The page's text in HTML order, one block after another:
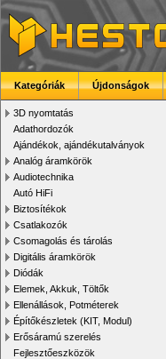
Kategóriák Újdonságok
3D nyomtatás
Adathordozók
Ajándékok, ajándékutalványok
Analóg áramkörök
Audiotechnika
Autó HiFi
Biztosítékok
Csatlakozók
Csomagolás és tárolás
Digitális áramkörök
Diódák
Elemek, Akkuk, Töltők
Ellenállások, Potméterek
Építőkészletek (KIT, Modul)
Erősáramú szerelés
Fejlesztőeszközök